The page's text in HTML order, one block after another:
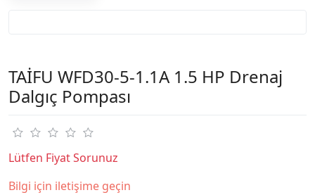
TAİFU WFD30-5-1.1A 1.5 HP Drenaj
Dalgıç Pompası
Lütfen Fiyat Sorunuz
Bilgi için iletişime geçin